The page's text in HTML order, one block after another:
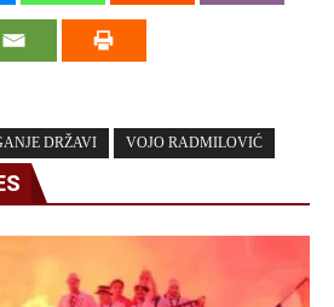
DRŽAVI VOJO RADMILOVIĆ